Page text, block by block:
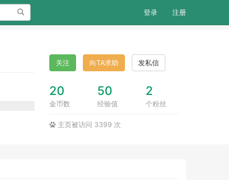
搜索 登录 注册
关注 向TA求助 发私信
20
金币数
50
经验值
2
个粉丝
主页被访问 3399 次